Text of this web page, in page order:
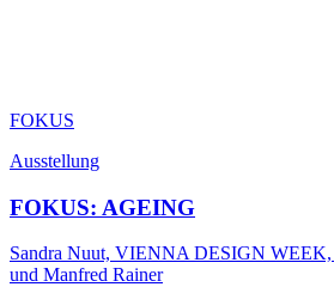
FOKUS
Ausstellung
FOKUS: AGEING
Sandra Nuut, VIENNA DESIGN WEEK,
und Manfred Rainer